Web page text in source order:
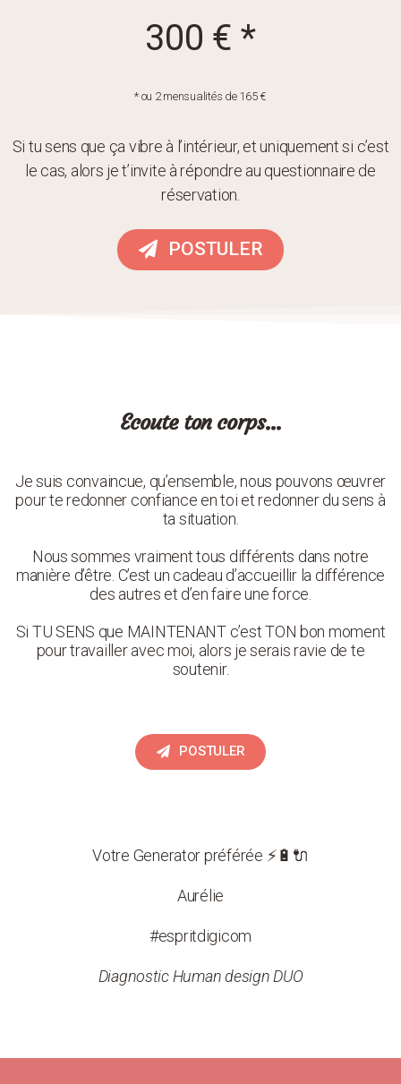
300 € *
* ou 2 mensualités de 165 €
Si tu sens que ça vibre à l’intérieur, et uniquement si c’est
le cas, alors je t’invite à répondre au questionnaire de
réservation.
POSTULER
Ecoute ton corps…
Je suis convaincue, qu’ensemble, nous pouvons œuvrer
pour te redonner confiance en toi et redonner du sens à
ta situation.
Nous sommes vraiment tous différents dans notre
manière d’être. C’est un cadeau d’accueillir la différence
des autres et d’en faire une force.
Si TU SENS que MAINTENANT c’est TON bon moment
pour travailler avec moi, alors je serais ravie de te
soutenir.
POSTULER
Votre Generator préférée ⚡🔋🔌
Aurélie
#espritdigicom
Diagnostic Human design DUO